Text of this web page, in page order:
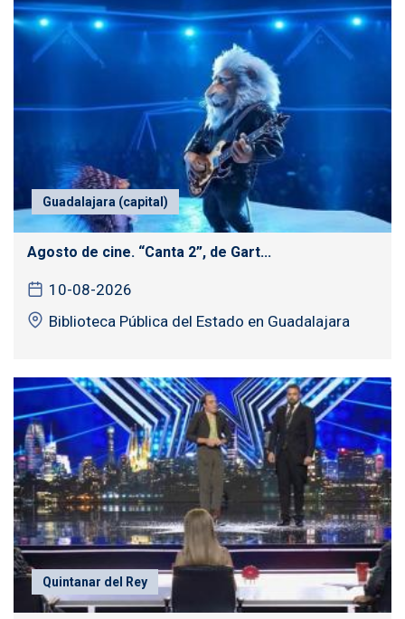
Guadalajara (capital)
Agosto de cine. “Canta 2”, de Gart...
10-08-2026
Biblioteca Pública del Estado en Guadalajara
Quintanar del Rey